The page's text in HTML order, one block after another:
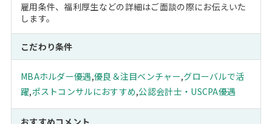
雇用条件、福利厚生などの詳細はご面談の際にお伝えいた
します。
こだわり条件
MBAホルダー優遇,優良＆注目ベンチャー,グローバルで活
躍,ポストコンサルにおすすめ,公認会計士・USCPA優遇
おすすめコメント